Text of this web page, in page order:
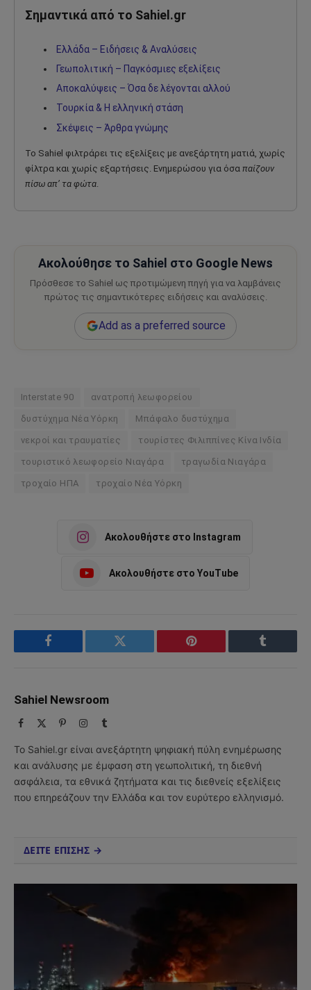
Σημαντικά από το Sahiel.gr
Ελλάδα – Ειδήσεις & Αναλύσεις
Γεωπολιτική – Παγκόσμιες εξελίξεις
Αποκαλύψεις – Όσα δε λέγονται αλλού
Τουρκία & Η ελληνική στάση
Σκέψεις – Άρθρα γνώμης
Το Sahiel φιλτράρει τις εξελίξεις με ανεξάρτητη ματιά, χωρίς
φίλτρα και χωρίς εξαρτήσεις. Ενημερώσου για όσα παίζουν
πίσω απ’ τα φώτα
Ακολούθησε το Sahiel στο Google News
Πρόσθεσε το Sahiel ως προτιμώμενη πηγή για να λαμβάνεις
πρώτος τις σημαντικότερες ειδήσεις και αναλύσεις.
Add as a preferred source
Interstate 90 ανατροπή λεωφορείου
δυστύχημα Νέα Υόρκη Μπάφαλο δυστύχημα
νεκροί και τραυματίες τουρίστες Φιλιππίνες Κίνα Ινδία
τουριστικό λεωφορείο Νιαγάρα τραγωδία Νιαγάρα
τροχαίο ΗΠΑ τροχαίο Νέα Υόρκη
Ακολουθήστε στο Instagram
Ακολουθήστε στο YouTube
Facebook Twitter Pinterest Tumblr
Sahiel Newsroom
Facebook PinterestInstagram
Tumblr
Το Sahiel.gr είναι ανεξάρτητη ψηφιακή πύλη ενημέρωσης
και ανάλυσης με έμφαση στη γεωπολιτική, τη διεθνή
ασφάλεια, τα εθνικά ζητήματα και τις διεθνείς εξελίξεις
που επηρεάζουν την Ελλάδα και τον ευρύτερο ελληνισμό.
ΔΕΙΤΕ ΕΠΙΣΗΣ →